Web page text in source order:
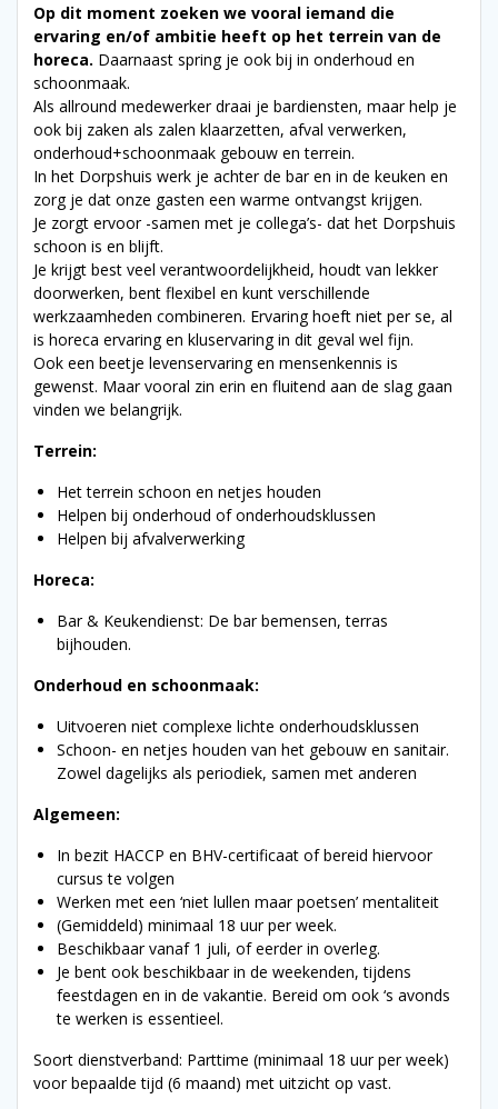
Op dit moment zoeken we vooral iemand die
ervaring en/of ambitie heeft op het terrein van de
horeca. Daarnaast spring je ook bij in onderhoud en
schoonmaak.
Als allround medewerker draai je bardiensten, maar help je
ook bij zaken als zalen klaarzetten, afval verwerken,
onderhoud+schoonmaak gebouw en terrein.
In het Dorpshuis werk je achter de bar en in de keuken en
zorg je dat onze gasten een warme ontvangst krijgen.
Je zorgt ervoor -samen met je collega’s- dat het Dorpshuis
schoon is en blijft.
Je krijgt best veel verantwoordelijkheid, houdt van lekker
doorwerken, bent flexibel en kunt verschillende
werkzaamheden combineren. Ervaring hoeft niet per se, al
is horeca ervaring en kluservaring in dit geval wel fijn.
Ook een beetje levenservaring en mensenkennis is
gewenst. Maar vooral zin erin en fluitend aan de slag gaan
vinden we belangrijk.
Terrein:
Het terrein schoon en netjes houden
Helpen bij onderhoud of onderhoudsklussen
Helpen bij afvalverwerking
Horeca:
Bar & Keukendienst: De bar bemensen, terras
bijhouden.
Onderhoud en schoonmaak:
Uitvoeren niet complexe lichte onderhoudsklussen
Schoon- en netjes houden van het gebouw en sanitair.
Zowel dagelijks als periodiek, samen met anderen
Algemeen:
In bezit HACCP en BHV-certificaat of bereid hiervoor
cursus te volgen
Werken met een ‘niet lullen maar poetsen’ mentaliteit
(Gemiddeld) minimaal 18 uur per week.
Beschikbaar vanaf 1 juli, of eerder in overleg.
Je bent ook beschikbaar in de weekenden, tijdens
feestdagen en in de vakantie. Bereid om ook ‘s avonds
te werken is essentieel.
Soort dienstverband: Parttime (minimaal 18 uur per week)
voor bepaalde tijd (6 maand) met uitzicht op vast.